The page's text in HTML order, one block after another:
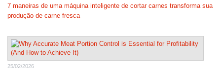
7 maneiras de uma máquina inteligente de cortar carnes transforma sua
produção de carne fresca
25/02/2026